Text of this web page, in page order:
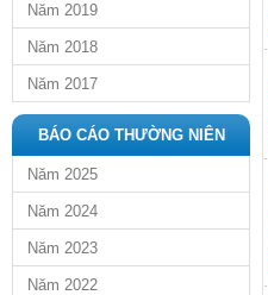
Năm 2019
Năm 2018
Năm 2017
BÁO CÁO THƯỜNG NIÊN
Năm 2025
Năm 2024
Năm 2023
Năm 2022